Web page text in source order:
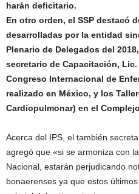
harán deficitario.
En otro orden, el SSP destacó
desarrolladas por la entidad
Plenario de Delegados del
secretario de Capacitación,
Congreso Internacional de
realizado en México, y los
Cardiopulmonar) en el
Acerca del IPS, el también
agregó que «si se armoniza con
Nacional, estarán perjudicando
bonaerenses ya que estos